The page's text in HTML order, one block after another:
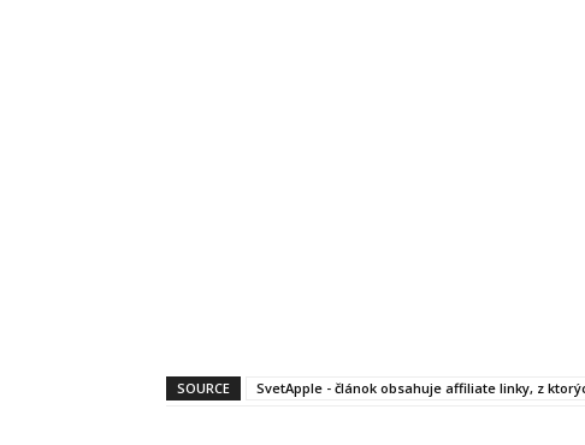
SOURCE SvetApple - článok obsahuje affiliate linky, z